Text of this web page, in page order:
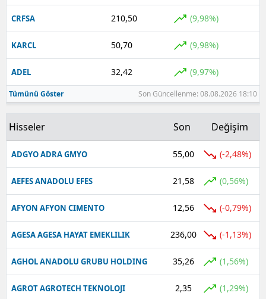
Kırıkkale
Batman
Şırnak
Bartın
Yalova
Karabük
Kilis
Osmaniye
Düzce
CRFSA 210,50 (9,98%)
KARCL 50,70 (9,98%)
ADEL 32,42 (9,97%)
Tümünü Göster Son Güncellenme: 08.08.2026 18:10
Hisseler Son Değişim
ADGYO ADRA GMYO 55,00 (-2,48%)
AEFES ANADOLU EFES 21,58 (0,56%)
AFYON AFYON CIMENTO 12,56 (-0,79%)
AGESA AGESA HAYAT EMEKLILIK 236,00 (-1,13%)
AGHOL ANADOLU GRUBU HOLDING 35,26 (1,56%)
AGROT AGROTECH TEKNOLOJI 2,35 (1,29%)